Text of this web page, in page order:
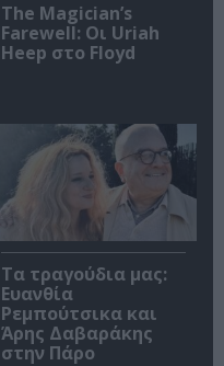
The Magician’s
Farewell: Οι Uriah
Heep στο Floyd
Τα τραγούδια μας:
Ευανθία
Ρεμπούτσικα και
Άρης Δαβαράκης
στην Πάρο